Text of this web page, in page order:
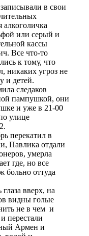
в свои
или серый и
кассы
Все что-то
к тому, что
никаких угроз не
и детей.
следаков
пампушкой, они
и уже в 21-00
улице
перекатил в
Павлика отдали
умерла
где, но все
больно оттуда
вверх, на
видны голые
не в чем и
перестали
Армен и